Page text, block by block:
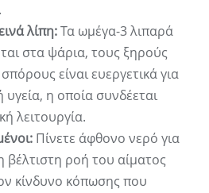
λίπη:Τα ωμέγα-3 λιπαρά
στα ψάρια, τους ξηρούς
είναι ευεργετικά για
υγεία, η οποία συνδέεται
λειτουργία.
Πίνετε άφθονο νερό για
βέλτιστη ροή του αίματος
κίνδυνο κόπωσης που